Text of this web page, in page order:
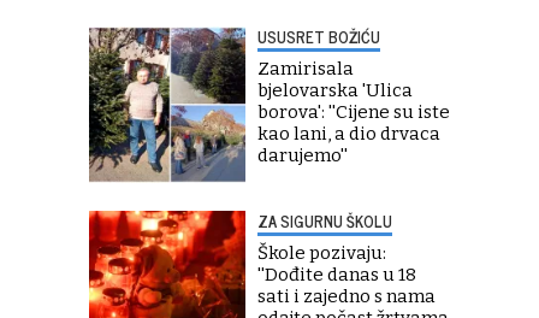
USUSRET BOŽIĆU
Zamirisala
bjelovarska 'Ulica
borova': ''Cijene su iste
kao lani, a dio drvaca
darujemo''
ZA SIGURNU ŠKOLU
Škole pozivaju:
''Dođite danas u 18
sati i zajedno s nama